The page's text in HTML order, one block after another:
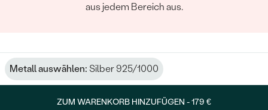
aus jedem Bereich aus.
Metall auswählen: Silber 925/1000
ZUM WARENKORB HINZUFÜGEN -179 €